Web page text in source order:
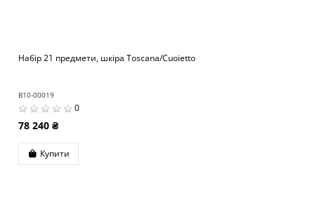
Набір 21 предмети, шкіра Toscana/Cuoietto
B10-00019
0
78 240 ₴
Купити